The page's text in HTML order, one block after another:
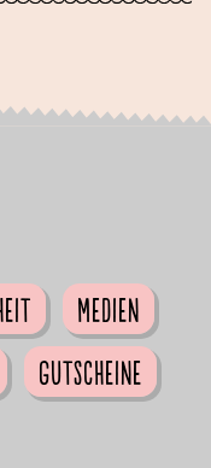
Medien
Gutscheine